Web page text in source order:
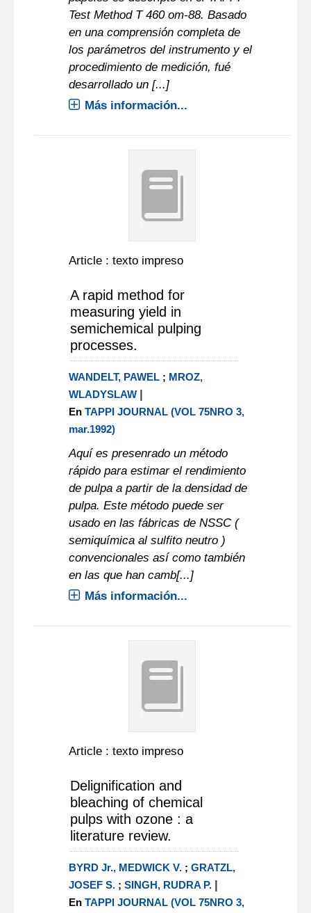
Test Method T 460 om-88. Basado
en una comprensión completa de
los parámetros del instrumento y el
procedimiento de medición, fué
desarrollado un [...]
Más información...
Article : texto impreso
A rapid method for
measuring yield in
semichemical pulping
processes.
WANDELT, PAWEL; MROZ,
WLADYSLAW |
En TAPPI JOURNAL (VOL 75NRO 3,
mar.1992)
Aquí es presenrado un método
rápido para estimar el rendimiento
de pulpa a partir de la densidad de
pulpa. Este método puede ser
usado en las fábricas de NSSC (
semiquímica al sulfito neutro )
convencionales así como también
en las que han camb[...]
Más información...
Article : texto impreso
Delignification and
bleaching of chemical
pulps with ozone : a
literature review.
BYRD Jr., MEDWICK V.; GRATZL,
JOSEF S.; SINGH, RUDRA P. |
En TAPPI JOURNAL (VOL 75NRO 3,